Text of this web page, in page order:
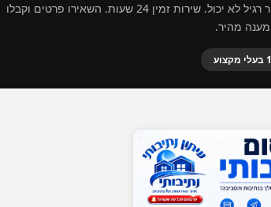
ביובית עם ציוד כבד מטפלת במה שאינסטלטור רגיל לא יכול. שירות זמין 24 שעות. השאירו פרטים וקבלו
מענה מהיר.
1 בעלי מקצוע